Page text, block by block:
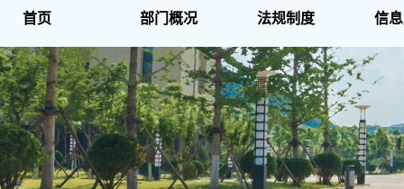
首页 部门概况 法规制度 信